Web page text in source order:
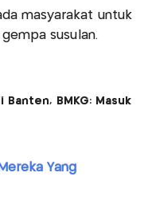
masyarakat untuk
susulan.
Banten, BMKG: Masuk
Yang